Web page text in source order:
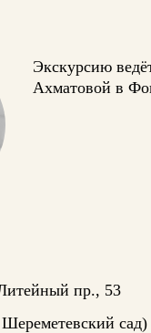
Экскурсию
Ахматовой в
пр., 53
сад)